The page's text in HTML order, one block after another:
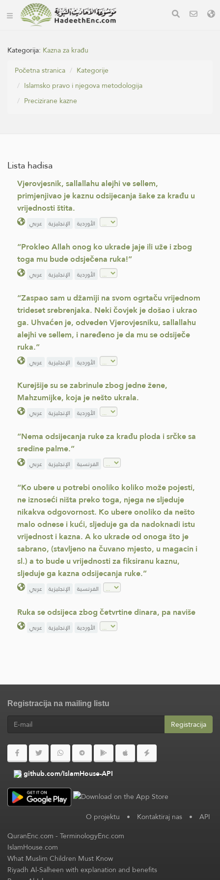
Kategorija: Kazna za krađu
Početna stranica
Kategorije
Islamsko pravo i njegova metodologija
Precizirane kazne
Lista hadisa
Vjerovjesnik, sallallahu alejhi ve sellem,
primjenjivao je kaznu odsijecanja šake za krađu u
vrijednosti štita.
عربي الإنجليزية الأوردية
“Prokleo Allah onog ko ukrade jaje ili uže i zbog
toga mu bude odsječena ruka!”
عربي الإنجليزية الأوردية
“Zaspao sam u džamiji na svom ogrtaču vrijednom
trideset srebrenjaka. Neki čovjek je došao i ukrao
ga. Uhvaćen je, odveden Vjerovjesniku, sallallahu
alejhi ve sellem, i naređeno je da mu se odsiječe
ruka.”
عربي الإنجليزية الأوردية
Kurejšije su se zabrinule zbog jedne žene,
Mahzumijke, koja je nešto ukrala.
عربي الإنجليزية الأوردية
“Nema odsijecanja ruke za krađu ploda i srčke sa
sredine palme.”
عربي الإنجليزية الفرنسية
“Ko ubere u potrebi onoliko koliko može pojesti,
ne iznoseći ništa preko toga, njega ne sljeduje
nikakva odgovornost. Ko ubere onoliko da nešto
malo odnese i kući, sljeduje ga da nadoknadi istu
vrijednost i kazna. A ko ukrade od onoga što je
sabrano, (stavljeno na čuvano mjesto, u magacin i
sl.) a to bude u vrijednosti za fiksiranu kaznu,
sljeduje ga kazna odsijecanja ruke.”
عربي الإنجليزية الفرنسية
Ruka se odsijeca zbog četvrtine dinara, pa naviše
عربي الإنجليزية الأوردية
Registracija na mailing listu
Registracija
github.com/IslamHouse-API
O projektu • Kontaktiraj nas • API
QuranEnc.com-TerminologyEnc.com
IslamHouse.com
What Muslim Children Must Know
Riyadh Al-Salheen with explanation and benefits